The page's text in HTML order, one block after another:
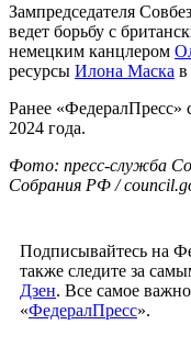
Зампредседателя
ведет борьбу с
немецким канцлером
ресурсы Илона Маска в
Ранее «ФедералПресс»
2024 года.
Фото: пресс-служба
Собрания РФ /
Подписывайтесь на
также следите за
Дзен. Все самое
«ФедералПресс».